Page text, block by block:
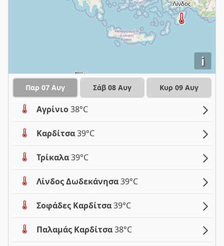
i
Παρ 07 Αυγ Σάβ 08 Αυγ Κυρ 09 Αυγ
Αγρίνιο38°C
Καρδίτσα39°C
Τρίκαλα39°C
Λίνδος Δωδεκάνησα39°C
Σοφάδες Καρδίτσα39°C
Παλαμάς Καρδίτσα38°C